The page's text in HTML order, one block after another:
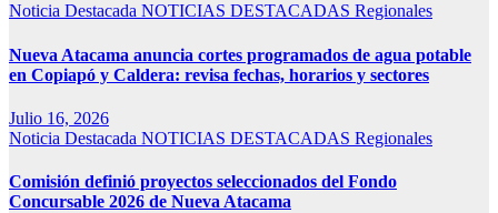
Noticia Destacada NOTICIAS DESTACADAS Regionales
Nueva Atacama anuncia cortes programados de agua potable
en Copiapó y Caldera: revisa fechas, horarios y sectores
Julio 16, 2026
Noticia Destacada NOTICIAS DESTACADAS Regionales
Comisión definió proyectos seleccionados del Fondo
Concursable 2026 de Nueva Atacama